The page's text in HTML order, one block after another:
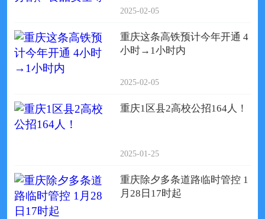
2025-02-05
重庆这条高铁预计今年开通 4
小时→1小时内
2025-02-05
重庆1区县2高校公招164人！
2025-01-25
重庆除夕多条道路临时管控 1
月28日17时起